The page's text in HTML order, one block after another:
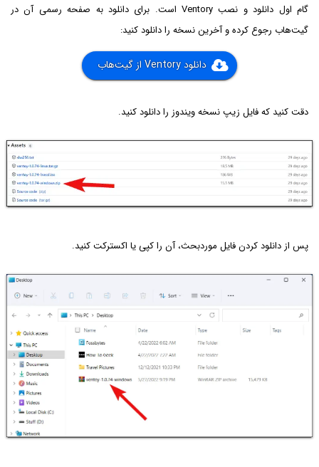
گام اول دانلود و نصب Ventory است. برای دانلود به صفحه رسمی آن در
گیت‌هاب رجوع کرده و آخرین نسخه را دانلود کنید:
دانلود Ventory از گیت‌هاب
دقت کنید که فایل زیپ نسخه ویندوز را دانلود کنید.
پس از دانلود کردن فایل موردبحث، آن را کپی یا اکسترکت کنید.